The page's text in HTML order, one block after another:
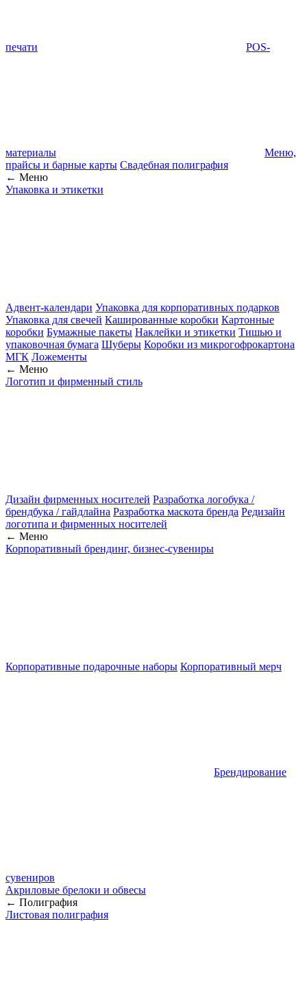
печати POS-
материалы
Меню,
прайсы и барные карты Свадебная полиграфия
← Меню
Упаковка и этикетки
Адвент-календари Упаковка для корпоративных подарков
Упаковка для свечей Кашированные коробки Картонные
коробки Бумажные пакеты Наклейки и этикетки Тишью и
упаковочная бумага Шуберы Коробки из микрогофрокартона
МГК Ложементы
← Меню
Логотип и фирменный стиль
Дизайн фирменных носителей Разработка логобука /
брендбука / гайдлайна Разработка маскота бренда Редизайн
логотипа и фирменных носителей
← Меню
Корпоративный брендинг, бизнес-сувениры
Корпоративные подарочные наборы Корпоративный мерч
Брендирование
сувениров
Акриловые брелоки и обвесы
← Полиграфия
Листовая полиграфия